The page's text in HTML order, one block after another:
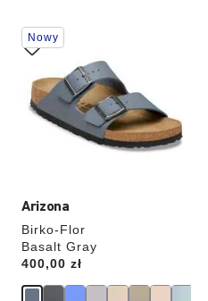
Arizona
Birko-Flor
Basalt Gray
Price:
400,00 zł
Wybranie
koloru
spowoduje
zmianę
zdjęcia
produktu
Nowy